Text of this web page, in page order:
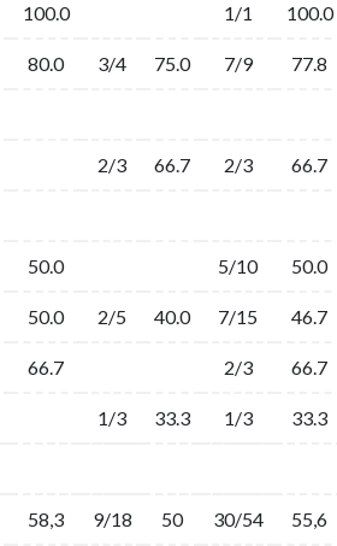
100.0 1/1 100.0
80.0 3/4 75.0 7/9 77.8
2/3 66.7 2/3 66.7
50.0 5/10 50.0
50.0 2/5 40.0 7/15 46.7
66.7 2/3 66.7
1/3 33.3 1/3 33.3
58,3 9/18 50 30/54 55,6